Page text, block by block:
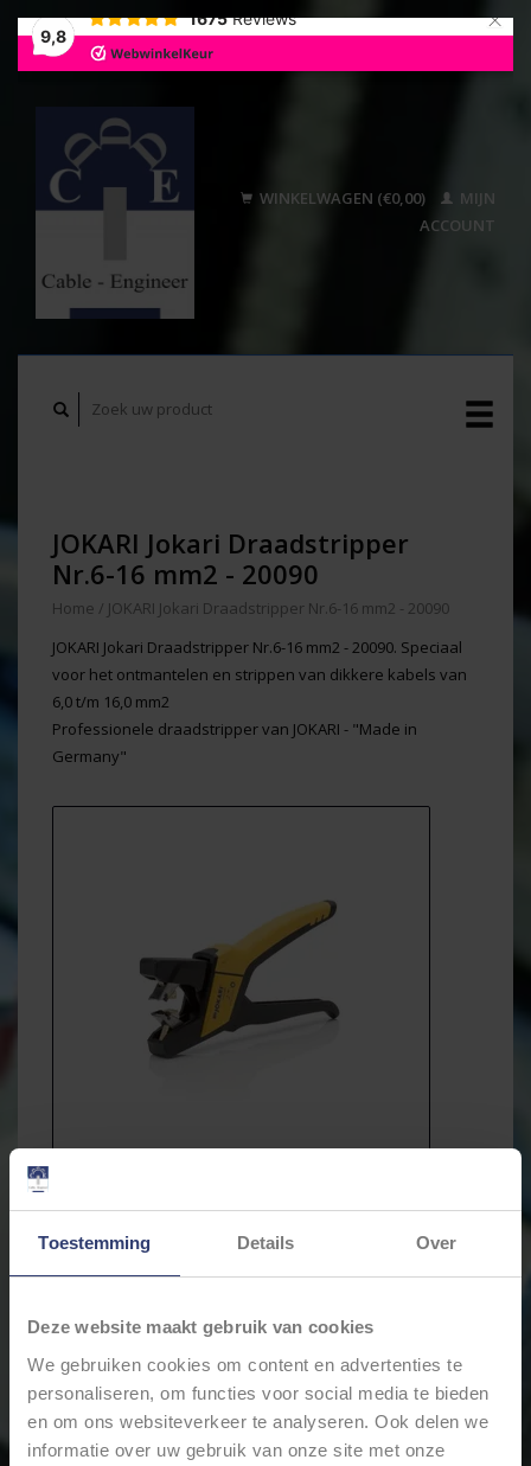
Toestemming Details Over
Deze website maakt gebruik van cookies
We gebruiken cookies om content en advertenties te
personaliseren, om functies voor social media te bieden
en om ons websiteverkeer te analyseren. Ook delen we
informatie over uw gebruik van onze site met onze
9,8
1675 Reviews ×
WINKELWAGEN (€0,00)
MIJN
ACCOUNT
JOKARI Jokari Draadstripper
Nr.6-16 mm2 - 20090
Home / JOKARI Jokari Draadstripper Nr.6-16 mm2 - 20090
JOKARI Jokari Draadstripper Nr.6-16 mm2 - 20090. Speciaal
voor het ontmantelen en strippen van dikkere kabels van
6,0 t/m 16,0 mm2
Professionele draadstripper van JOKARI - "Made in
Germany"